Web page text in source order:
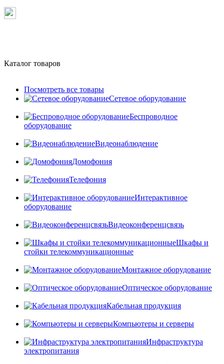
Каталог товаров
Посмотреть все товары
Сетевое оборудование
Беспроводное
оборудование
Видеонаблюдение
Домофония
Телефония
Интерактивное
оборудование
Видеоконференцсвязь
Шкафы и
стойки телекоммуникационные
Монтажное оборудование
Оптическое оборудование
Кабельная продукция
Компьютеры и серверы
Инфраструктура
электропитания